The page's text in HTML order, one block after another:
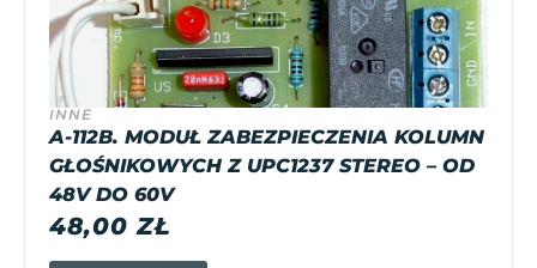
INNE
A-112B. MODUŁ ZABEZPIECZENIA KOLUMN
GŁOŚNIKOWYCH Z UPC1237 STEREO – OD
48V DO 60V
48,00ZŁ